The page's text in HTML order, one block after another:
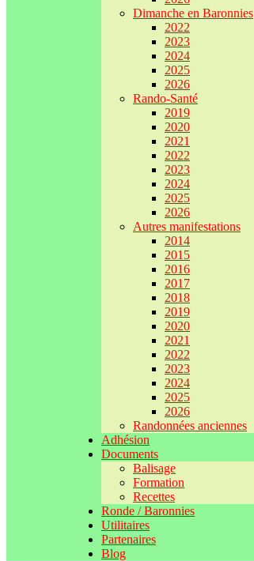
Dimanche en Baronnies
2022
2023
2024
2025
2026
Rando-Santé
2019
2020
2021
2022
2023
2024
2025
2026
Autres manifestations
2014
2015
2016
2017
2018
2019
2020
2021
2022
2023
2024
2025
2026
Randonnées anciennes
Adhésion
Documents
Balisage
Formation
Recettes
Ronde / Baronnies
Utilitaires
Partenaires
Blog